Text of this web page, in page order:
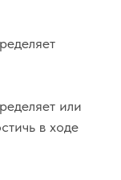
или
в ходе